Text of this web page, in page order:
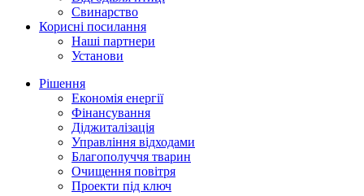
Свинарство
Корисні посилання
Наші партнери
Установи
Рішення
Економія енергії
Фінансування
Діджиталізація
Управління відходами
Благополуччя тварин
Очищення повітря
Проекти під ключ